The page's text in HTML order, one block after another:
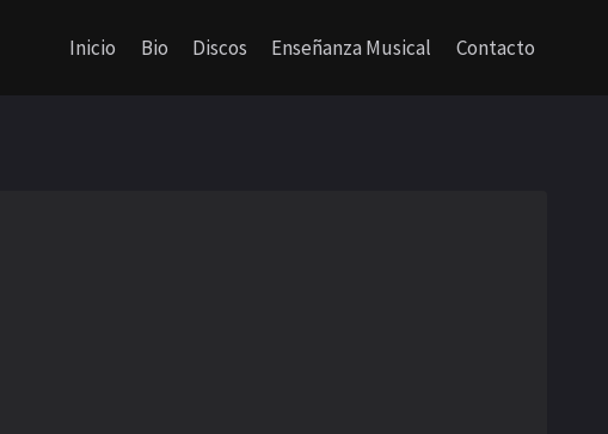
Inicio Bio Discos Enseñanza Musical Contacto